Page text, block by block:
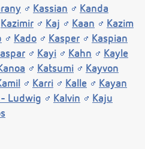
Kassian
Kanda
Kazimir Kaj Kaan
Kazim
Kado Kasper
Kaspian
Kayi Kahn
Kayle
Katsumi
Kayvon
Karri Kalle
Kayan
- Ludwig Kalvin
Kaju